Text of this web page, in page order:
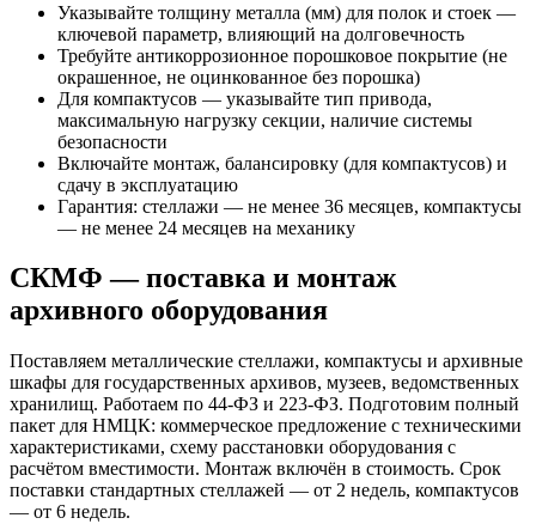
Указывайте толщину металла (мм) для полок и стоек —
ключевой параметр, влияющий на долговечность
Требуйте антикоррозионное порошковое покрытие (не
окрашенное, не оцинкованное без порошка)
Для компактусов — указывайте тип привода,
максимальную нагрузку секции, наличие системы
безопасности
Включайте монтаж, балансировку (для компактусов) и
сдачу в эксплуатацию
Гарантия: стеллажи — не менее 36 месяцев, компактусы
— не менее 24 месяцев на механику
СКМФ — поставка и монтаж
архивного оборудования
Поставляем металлические стеллажи, компактусы и архивные
шкафы для государственных архивов, музеев, ведомственных
хранилищ. Работаем по 44-ФЗ и 223-ФЗ. Подготовим полный
пакет для НМЦК: коммерческое предложение с техническими
характеристиками, схему расстановки оборудования с
расчётом вместимости. Монтаж включён в стоимость. Срок
поставки стандартных стеллажей — от 2 недель, компактусов
— от 6 недель.